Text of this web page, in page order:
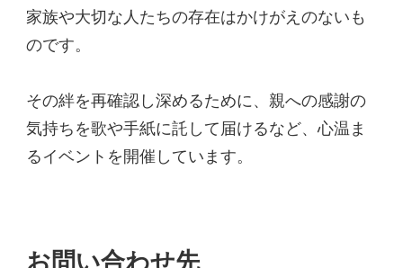
家族や大切な人たちの存在はかけがえのないも
のです。
その絆を再確認し深めるために、親への感謝の
気持ちを歌や手紙に託して届けるなど、心温ま
るイベントを開催しています。